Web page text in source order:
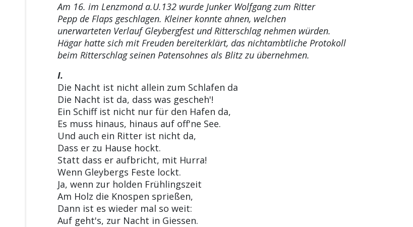
Am 16. im Lenzmond a.U.132 wurde Junker Wolfgang zum Ritter
Pepp de Flaps geschlagen. Kleiner konnte ahnen, welchen
unerwarteten Verlauf Gleybergfest und Ritterschlag nehmen würden.
Hägar hatte sich mit Freuden bereiterklärt, das nichtambtliche Protokoll
beim Ritterschlag seinen Patensohnes als Blitz zu übernehmen.
I.
Die Nacht ist nicht allein zum Schlafen da
Die Nacht ist da, dass was gescheh'!
Ein Schiff ist nicht nur für den Hafen da,
Es muss hinaus, hinaus auf off'ne See.
Und auch ein Ritter ist nicht da,
Dass er zu Hause hockt.
Statt dass er aufbricht, mit Hurra!
Wenn Gleybergs Feste lockt.
Ja, wenn zur holden Frühlingszeit
Am Holz die Knospen sprießen,
Dann ist es wieder mal so weit:
Auf geht's, zur Nacht in Giessen.